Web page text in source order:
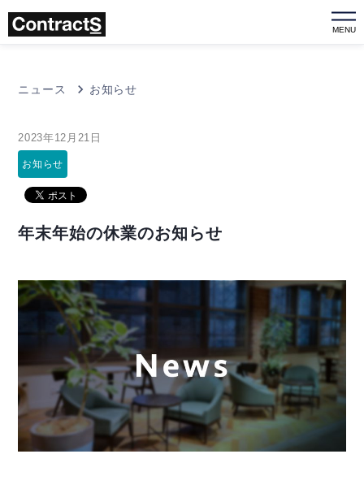
MENU
ニュース お知らせ
2023年12月21日
お知らせ
年末年始の休業のお知らせ